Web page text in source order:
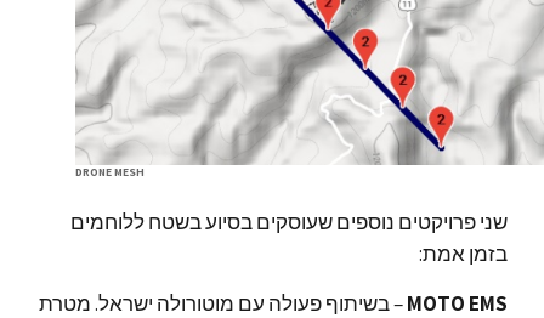
DRONE MESH
שני פרויקטים נוספים שעוסקים בסיוע בשטח ללוחמים
בזמן אמת:
MOTO EMS– בשיתוף פעולה עם מוטורולה ישראל. מטרת